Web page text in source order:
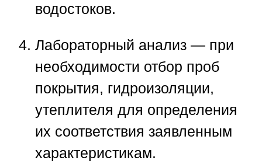
водостоков.
Лабораторный анализ — при
необходимости отбор проб
покрытия, гидроизоляции,
утеплителя для определения
их соответствия заявленным
характеристикам.